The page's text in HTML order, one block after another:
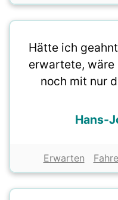
Hätte ich
erwartete, wäre
noch mit nur
Hans-
Erwarten